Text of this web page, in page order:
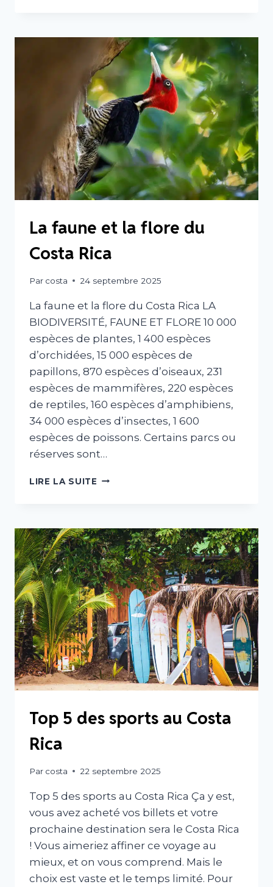
TERRE
DE
VOLCANS
La faune et la flore du
Costa Rica
Par costa 24 septembre 2025
La faune et la flore du Costa Rica LA
BIODIVERSITÉ, FAUNE ET FLORE 10 000
espèces de plantes, 1 400 espèces
d’orchidées, 15 000 espèces de
papillons, 870 espèces d’oiseaux, 231
espèces de mammifères, 220 espèces
de reptiles, 160 espèces d’amphibiens,
34 000 espèces d’insectes, 1 600
espèces de poissons. Certains parcs ou
réserves sont…
LIRE LA SUITE LA
FLORE
DU
COSTA
RICA
Top 5 des sports au Costa
Rica
Par costa 22 septembre 2025
Top 5 des sports au Costa Rica Ça y est,
vous avez acheté vos billets et votre
prochaine destination sera le Costa Rica
! Vous aimeriez affiner ce voyage au
mieux, et on vous comprend. Mais le
choix est vaste et le temps limité. Pour